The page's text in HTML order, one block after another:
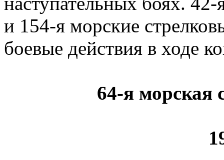
и 154-я морские
боевые действия в ходе
64-я морская